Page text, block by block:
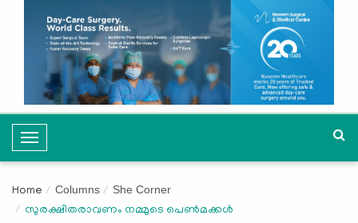
T
o
g
l
Home Columns She Corner
സുരക്ഷിതരാവണം നമ്മുടെ പെൺമക്കൾ